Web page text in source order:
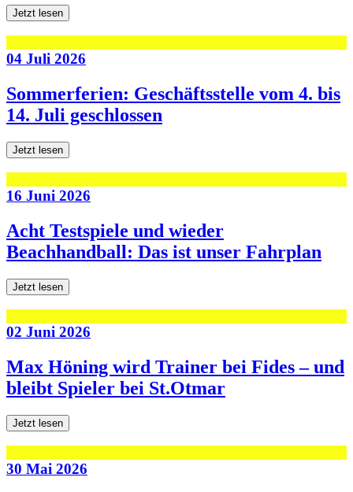
Jetzt lesen
04 Juli 2026
Sommerferien: Geschäftsstelle vom 4. bis
14. Juli geschlossen
Jetzt lesen
16 Juni 2026
Acht Testspiele und wieder
Beachhandball: Das ist unser Fahrplan
Jetzt lesen
02 Juni 2026
Max Höning wird Trainer bei Fides – und
bleibt Spieler bei St.Otmar
Jetzt lesen
30 Mai 2026